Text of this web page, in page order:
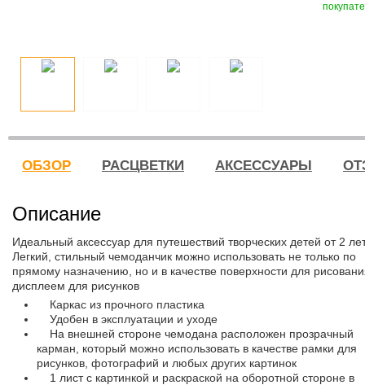
ОБЗОР РАСЦВЕТКИ АКСЕССУАРЫ
Описание
Идеальный аксессуар для путешествий творческих детей от 2
Легкий, стильный чемоданчик можно использовать не только по
прямому назначению, но и в качестве поверхности для
дисплеем для рисунков
Каркас из прочного пластика
Удобен в эксплуатации и уходе
На внешней стороне чемодана расположен прозрачный
карман, который можно использовать в качестве рамки для
рисунков, фотографий и любых других картинок
1 лист с картинкой и раскраской на оборотной стороне в